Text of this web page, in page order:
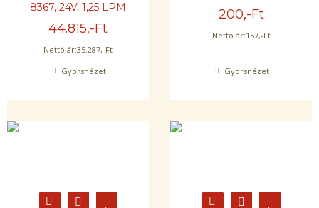
8367, 24V, 1,25 LPM
44.815,-Ft
Nettó ár:35.287,-Ft
Gyorsnézet
200,-Ft
Nettó ár:157,-Ft
Gyorsnézet